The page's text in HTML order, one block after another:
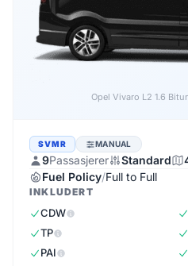
Opel Vivaro L2 1.6
SVMR MANUAL
9Passasjerer Standard
Fuel Policy/Full to Full
INKLUDERT
CDW
TP
PAI